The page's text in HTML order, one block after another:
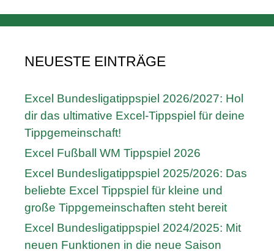
NEUESTE EINTRÄGE
Excel Bundesligatippspiel 2026/2027: Hol
dir das ultimative Excel-Tippspiel für deine
Tippgemeinschaft!
Excel Fußball WM Tippspiel 2026
Excel Bundesligatippspiel 2025/2026: Das
beliebte Excel Tippspiel für kleine und
große Tippgemeinschaften steht bereit
Excel Bundesligatippspiel 2024/2025: Mit
neuen Funktionen in die neue Saison